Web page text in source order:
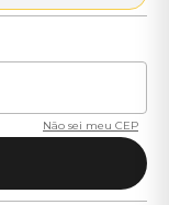
Não sei meu CEP